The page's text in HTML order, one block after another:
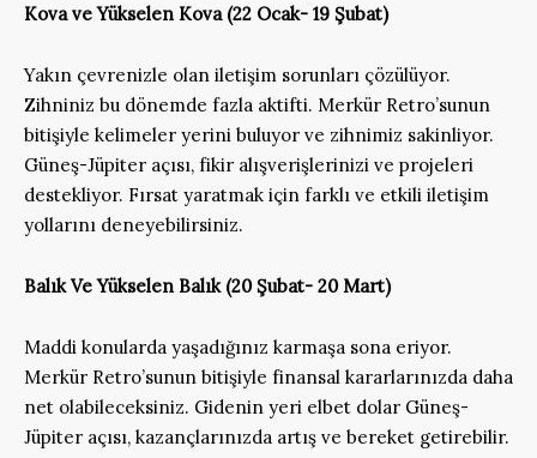
Kova ve Yükselen Kova (22 Ocak- 19 Şubat)
Yakın çevrenizle olan iletişim sorunları çözülüyor.
Zihniniz bu dönemde fazla aktifti. Merkür Retro’sunun
bitişiyle kelimeler yerini buluyor ve zihnimiz sakinliyor.
Güneş-Jüpiter açısı, fikir alışverişlerinizi ve projeleri
destekliyor. Fırsat yaratmak için farklı ve etkili iletişim
yollarını deneyebilirsiniz.
Balık Ve Yükselen Balık (20 Şubat- 20 Mart)
Maddi konularda yaşadığınız karmaşa sona eriyor.
Merkür Retro’sunun bitişiyle finansal kararlarınızda daha
net olabileceksiniz. Gidenin yeri elbet dolar Güneş-
Jüpiter açısı, kazançlarınızda artış ve bereket getirebilir.